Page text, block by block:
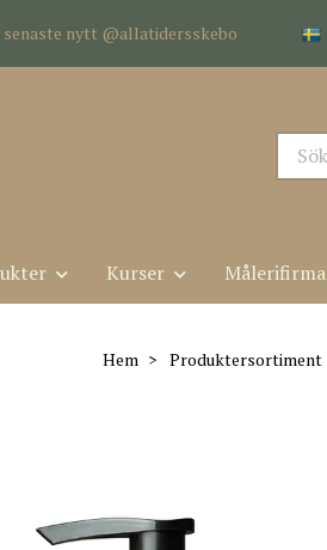
nytt @allatidersskebo
Kurser Målerifirma
Hem Produktersortiment